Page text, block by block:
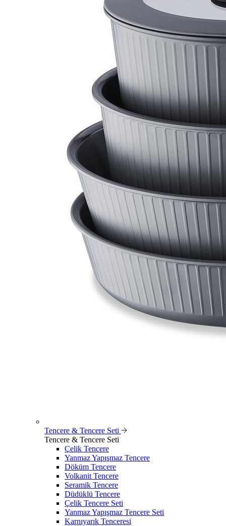
Tencere & Tencere Seti
Tencere & Tencere Seti
Çelik Tencere
Yanmaz Yapışmaz Tencere
Döküm Tencere
Volkanit Tencere
Seramik Tencere
Düdüklü Tencere
Çelik Tencere Seti
Yanmaz Yapışmaz Tencere Seti
Karnıyarık Tenceresi